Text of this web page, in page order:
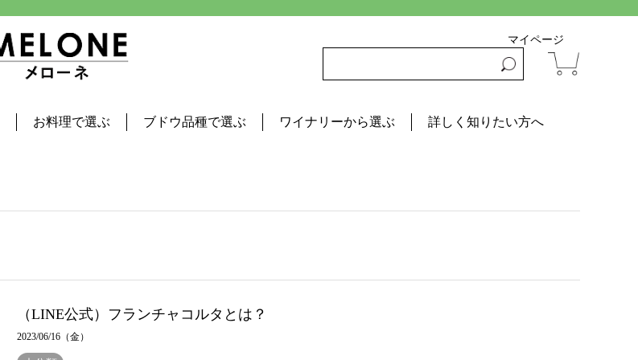
マイページ
お料理で選ぶ ブドウ品種で選ぶ ワイナリーから選ぶ 詳しく知りたい方へ
（LINE公式）フランチャコルタとは？
2023/06/16（金）